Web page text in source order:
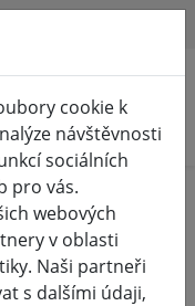
cookie k
návštěvnosti
sociálních
pro vás.
webových
v oblasti
Naši partneři
s dalšími údaji,